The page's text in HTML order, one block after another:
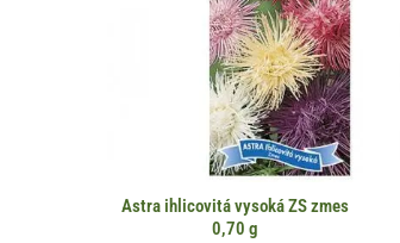
Astra ihlicovitá vysoká ZS zmes
0,70 g